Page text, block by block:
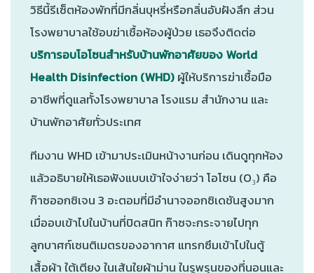
วิธีนี้รีเซ็ตห้องพักที่มีกลิ่นบุหรี่หรือกลิ่นอับฝังลึก ส่วน
โรงพยาบาลใช้อบฆ่าเชื้อห้องผู้ป่วย เธอจึงติดต่อ
บริการอบโอโซนสำหรับบ้านพักอาศัยของ World
Health Disinfection (WHD)ผู้ให้บริการฆ่าเชื้อมือ
อาชีพที่ดูแลทั้งโรงพยาบาล โรงแรม สำนักงาน และ
บ้านพักอาศัยทั่วประเทศ
ทีมงาน WHD เข้ามาประเมินหน้างานก่อน เดินดูทุกห้อง
แล้วอธิบายให้เธอฟังแบบเข้าใจง่ายว่า โอโซน (O₃) คือ
ก๊าซออกซิเจน 3 อะตอมที่มีอำนาจออกซิเดชันสูงมาก
เมื่ออบเข้าไปในบ้านที่ปิดสนิท ก๊าซจะกระจายไปทุก
ลูกบาศก์เซนติเมตรของอากาศ แทรกซึมเข้าไปในตู้
เสื้อผ้า ใต้เตียง ในเส้นใยผ้าม่าน ในรูพรุนของที่นอนและ